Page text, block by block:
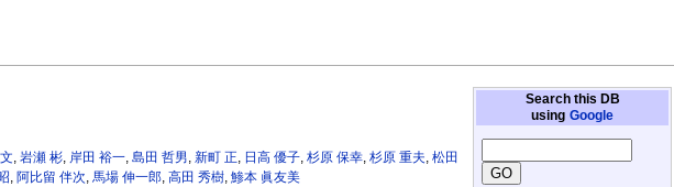
Search this DB
using Google
,岩瀬 彬, 岸田 裕一,島田 哲男,新町 正, 日高 優子,杉原 保幸,杉原 重夫,松田
, 阿比留 伴次, 馬場 伸一郎, 高田 秀樹, 鯵本 眞友美